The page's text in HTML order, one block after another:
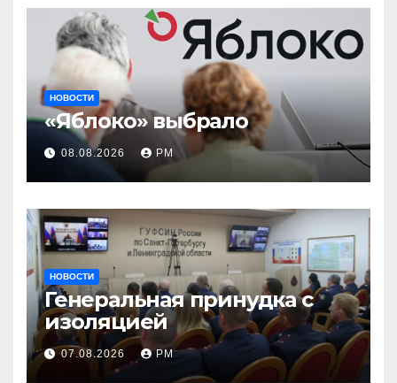
НОВОСТИ
«Яблоко» выбрало
08.08.2026 РМ
НОВОСТИ
Генеральная принудка с
изоляцией
07.08.2026 РМ